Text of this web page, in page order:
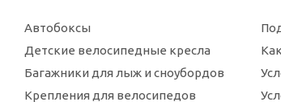
Автобоксы
Детские велосипедные кресла
Багажники для лыж и сноубордов
Крепления для велосипедов